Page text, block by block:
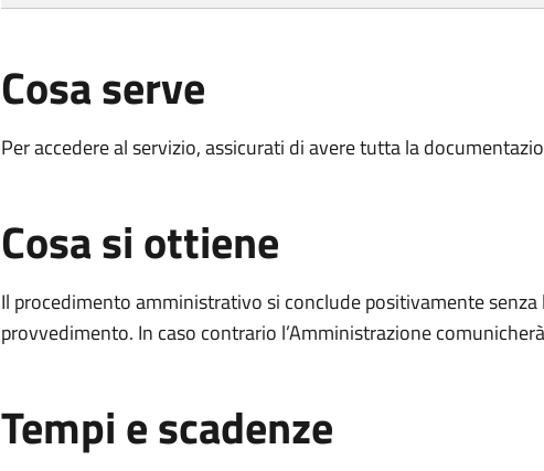
Cosa serve
Per accedere al servizio, assicurati di avere tutta la
Cosa si ottiene
Il procedimento amministrativo si conclude positivamente senza
provvedimento. In caso contrario l’Amministrazione
Tempi e scadenze